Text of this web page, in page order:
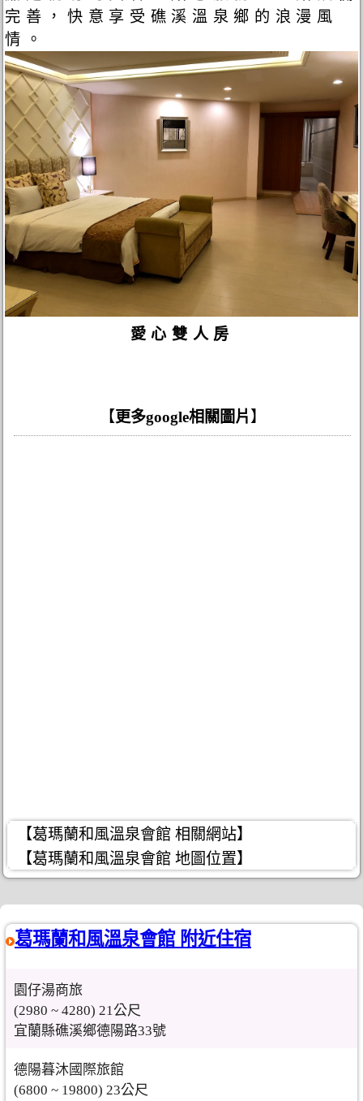
完善，快意享受礁溪溫泉鄉的浪漫風
情。
愛心雙人房
【 更多google相關圖片 】
【葛瑪蘭和風溫泉會館 相關網站】
【葛瑪蘭和風溫泉會館 地圖位置】
葛瑪蘭和風溫泉會館 附近住宿
園仔湯商旅
(2980 ~ 4280) 21公尺
宜蘭縣礁溪鄉德陽路33號
德陽暮沐國際旅館
(6800 ~ 19800) 23公尺